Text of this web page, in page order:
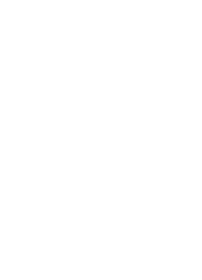
HUD
Assistant